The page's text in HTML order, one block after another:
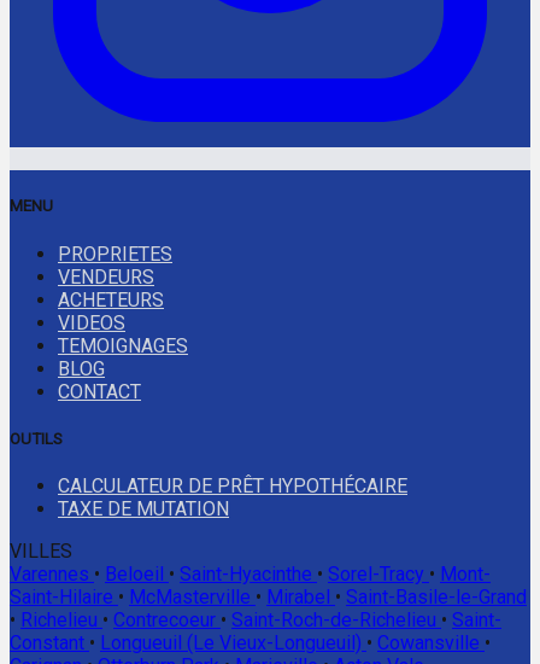
MENU
PROPRIETES
VENDEURS
ACHETEURS
VIDEOS
TEMOIGNAGES
BLOG
CONTACT
OUTILS
CALCULATEUR DE PRÊT HYPOTHÉCAIRE
TAXE DE MUTATION
VILLES
Varennes • Beloeil • Saint-Hyacinthe • Sorel-Tracy • Mont-
Saint-Hilaire • McMasterville • Mirabel • Saint-Basile-le-Grand
• Richelieu • Contrecoeur • Saint-Roch-de-Richelieu • Saint-
Constant • Longueuil (Le Vieux-Longueuil) • Cowansville •